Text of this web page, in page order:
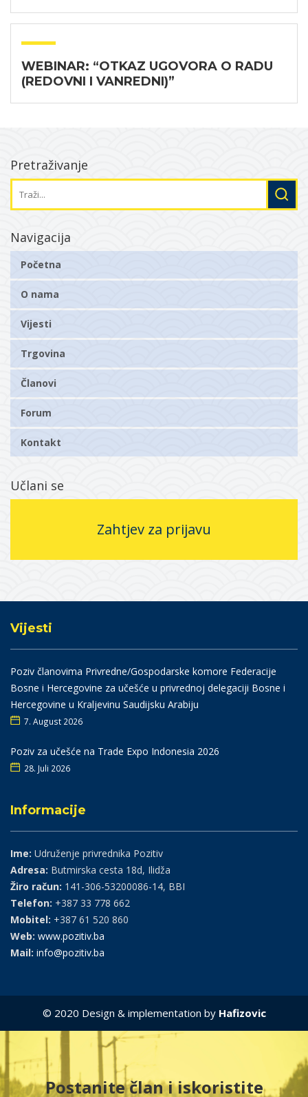
WEBINAR: “OTKAZ UGOVORA O RADU
(REDOVNI I VANREDNI)”
Pretraživanje
Navigacija
Početna
O nama
Vijesti
Trgovina
Članovi
Forum
Kontakt
Učlani se
Zahtjev za prijavu
Vijesti
Poziv članovima Privredne/Gospodarske komore Federacije
Bosne i Hercegovine za učešće u privrednoj delegaciji Bosne i
Hercegovine u Kraljevinu Saudijsku Arabiju
7. August 2026
Poziv za učešće na Trade Expo Indonesia 2026
28. Juli 2026
Informacije
Ime: Udruženje privrednika Pozitiv
Adresa: Butmirska cesta 18d, Ilidža
Žiro račun: 141-306-53200086-14, BBI
Telefon: +387 33 778 662
Mobitel: +387 61 520 860
Web: www.pozitiv.ba
Mail: info@pozitiv.ba
© 2020 Design & implementation by Hafizovic
Postanite član i iskoristite